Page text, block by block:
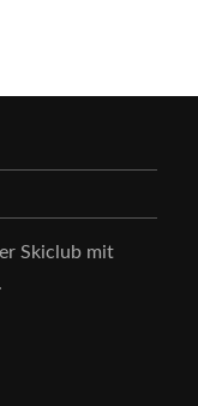
Skiclub mit